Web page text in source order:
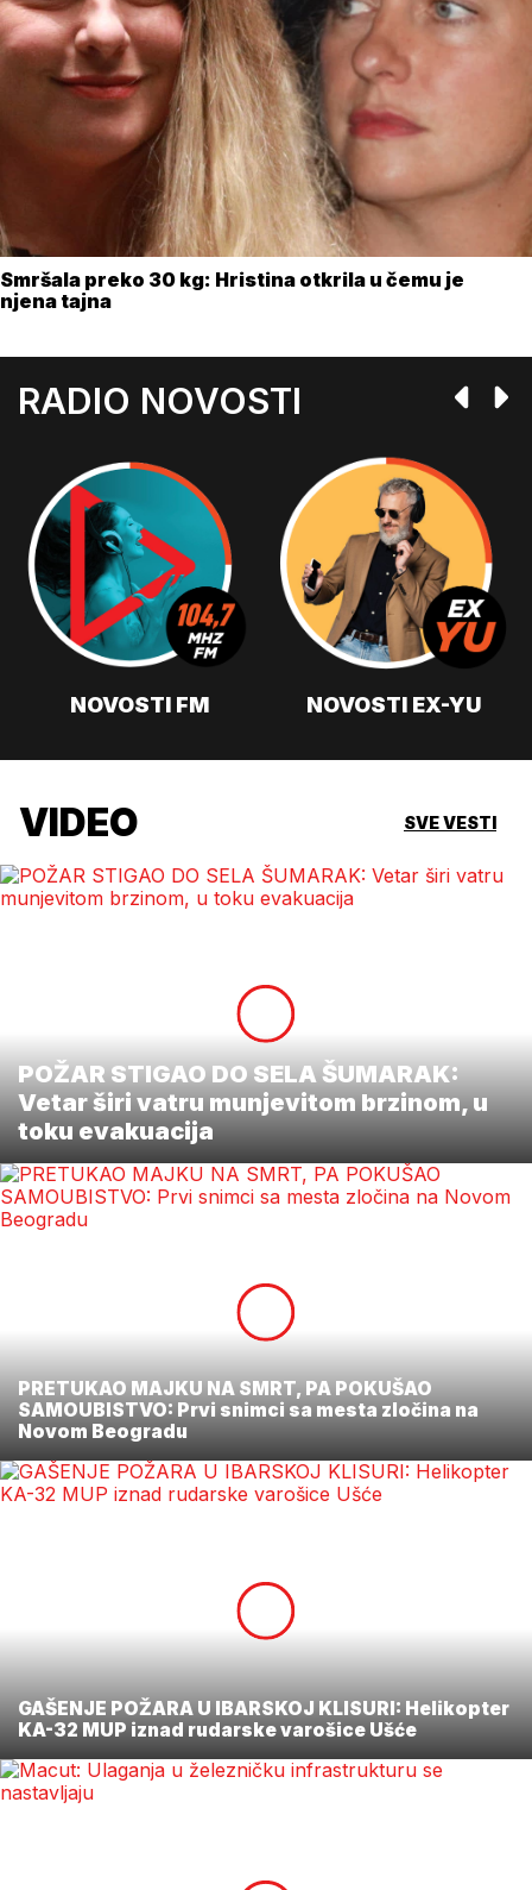
Smršala preko 30 kg: Hristina otkrila u čemu je
njena tajna
RADIO NOVOSTI
NOVOSTI FM NOVOSTI EX-YU
VIDEO SVE VESTI
POŽAR STIGAO DO SELA ŠUMARAK:
Vetar širi vatru munjevitom brzinom, u
toku evakuacija
PRETUKAO MAJKU NA SMRT, PA POKUŠAO
SAMOUBISTVO: Prvi snimci sa mesta zločina na
Novom Beogradu
GAŠENJE POŽARA U IBARSKOJ KLISURI: Helikopter
KA-32 MUP iznad rudarske varošice Ušće